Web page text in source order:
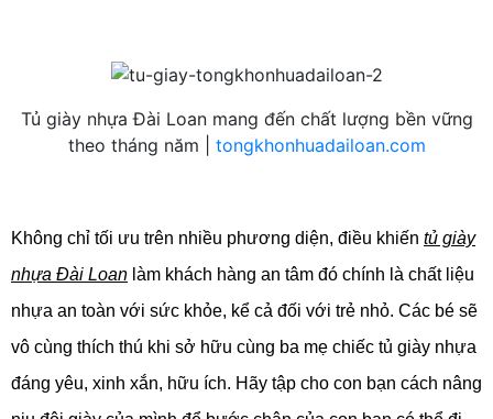
Tủ giày nhựa Đài Loan mang đến chất lượng bền vững
theo tháng năm | tongkhonhuadailoan.com
Không chỉ tối ưu trên nhiều phương diện, điều khiến tủ giày
nhựa Đài Loan làm khách hàng an tâm đó chính là chất liệu
nhựa an toàn với sức khỏe, kể cả đối với trẻ nhỏ. Các bé sẽ
vô cùng thích thú khi sở hữu cùng ba mẹ chiếc tủ giày nhựa
đáng yêu, xinh xắn, hữu ích. Hãy tập cho con bạn cách nâng